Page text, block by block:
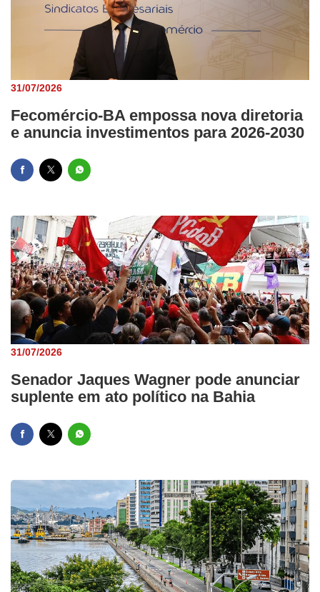
31/07/2026
Fecomércio-BA empossa nova diretoria
e anuncia investimentos para 2026-2030
31/07/2026
Senador Jaques Wagner pode anunciar
suplente em ato político na Bahia